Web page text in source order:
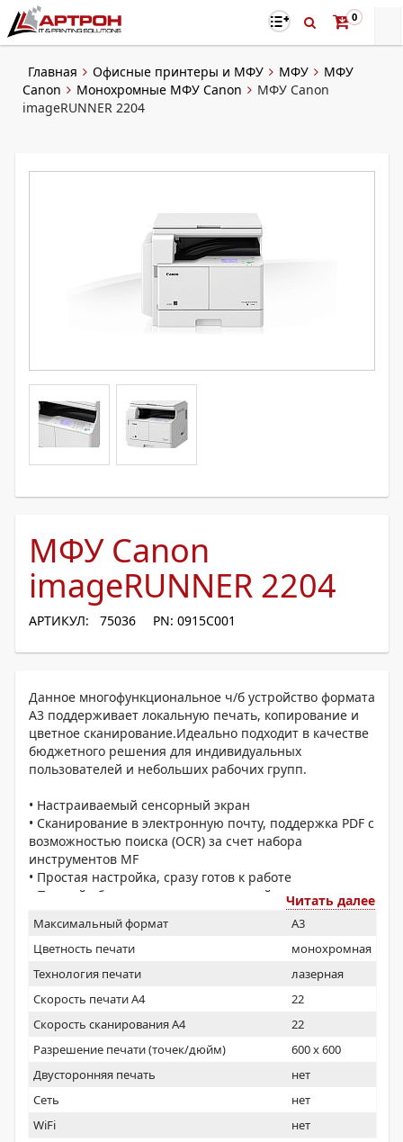
0
Главная Офисные принтеры и МФУ МФУ
МФУ
Canon
Монохромные МФУ Canon
МФУ Canon
imageRUNNER 2204
МФУ Canon
imageRUNNER 2204
АРТИКУЛ: 75036 PN: 0915C001
Данное многофункциональное ч/б устройство формата
A3 поддерживает локальную печать, копирование и
цветное сканирование.Идеально подходит в качестве
бюджетного решения для индивидуальных
пользователей и небольших рабочих групп.
• Настраиваемый сенсорный экран
• Сканирование в электронную почту, поддержка PDF с
возможностью поиска (OCR) за счет набора
инструментов MF
• Простая настройка, сразу готов к работе
• Полный объем тонера в стандартной комплектации
Читать далее
Максимальный формат
A3
Цветность печати
монохромная
Технология печати
лазерная
Скорость печати А4
22
Скорость сканирования А4
22
Разрешение печати (точек/дюйм)
600 x 600
Двусторонняя печать
нет
Сеть
нет
WiFi
нет